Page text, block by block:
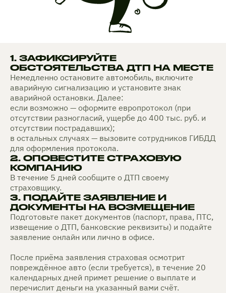
1. ЗАФИКСИРУЙТЕ
ОБСТОЯТЕЛЬСТВА ДТП НА МЕСТЕ
Немедленно остановите автомобиль, включите
аварийную сигнализацию и установите знак
аварийной остановки. Далее:
если возможно — оформите европротокол (при
отсутствии разногласий, ущербе до 400 тыс. руб. и
отсутствии пострадавших);
в остальных случаях — вызовите сотрудников ГИБДД
для оформления протокола.
2. ОПОВЕСТИТЕ СТРАХОВУЮ
КОМПАНИЮ
В течение 5 дней сообщите о ДТП своему
страховщику.
3. ПОДАЙТЕ ЗАЯВЛЕНИЕ И
ДОКУМЕНТЫ НА ВОЗМЕЩЕНИЕ
Подготовьте пакет документов (паспорт, права, ПТС,
извещение о ДТП, банковские реквизиты) и подайте
заявление онлайн или лично в офисе.
После приёма заявления страховая осмотрит
повреждённое авто (если требуется), в течение 20
календарных дней примет решение о выплате и
перечислит деньги на указанный вами счёт.